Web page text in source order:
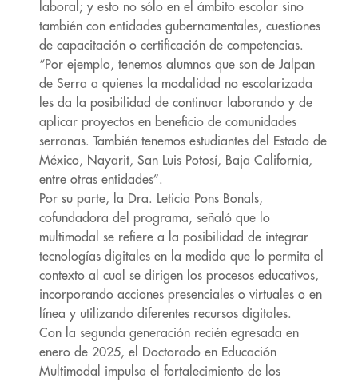
laboral; y esto no sólo en el ámbito escolar sino
también con entidades gubernamentales, cuestiones
de capacitación o certificación de competencias.
“Por ejemplo, tenemos alumnos que son de Jalpan
de Serra a quienes la modalidad no escolarizada
les da la posibilidad de continuar laborando y de
aplicar proyectos en beneficio de comunidades
serranas. También tenemos estudiantes del Estado de
México, Nayarit, San Luis Potosí, Baja California,
entre otras entidades”.
Por su parte, la Dra. Leticia Pons Bonals,
cofundadora del programa, señaló que lo
multimodal se refiere a la posibilidad de integrar
tecnologías digitales en la medida que lo permita el
contexto al cual se dirigen los procesos educativos,
incorporando acciones presenciales o virtuales o en
línea y utilizando diferentes recursos digitales.
Con la segunda generación recién egresada en
enero de 2025, el Doctorado en Educación
Multimodal impulsa el fortalecimiento de los